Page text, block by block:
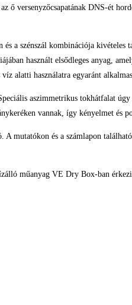
ő versenyzőcsapatának DNS-ét
a szénszál kombinációja kivételes
használt elsődleges anyag,
alatti használatra egyaránt
aszimmetrikus tokhátfalat
vannak, így kényelmet és
A mutatókon és a számlapon
műanyag VE Dry Box-ban